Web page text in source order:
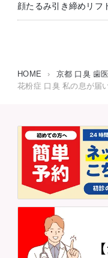
顔たるみ引き締めリフ
HOME › 京都 口臭 歯
花粉症 口臭 私の息が届